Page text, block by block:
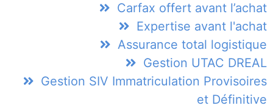
Carfax offert avant l’achat
Expertise avant l'achat
Assurance total logistique
Gestion UTAC DREAL
Gestion SIV Immatriculation Provisoires
et Définitive